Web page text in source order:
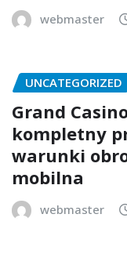
webmaster
UNCATEGORIZED
Grand
kompletny
warunki
mobilna
webmaster